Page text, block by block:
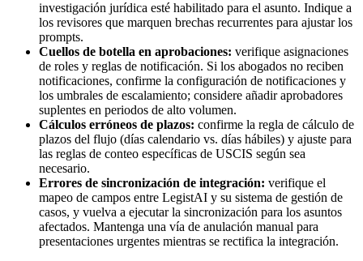
investigación jurídica esté habilitado para el asunto. Indique a
los revisores que marquen brechas recurrentes para ajustar los
prompts.
Cuellos de botella en aprobaciones: verifique asignaciones
de roles y reglas de notificación. Si los abogados no reciben
notificaciones, confirme la configuración de notificaciones y
los umbrales de escalamiento; considere añadir aprobadores
suplentes en periodos de alto volumen.
Cálculos erróneos de plazos: confirme la regla de cálculo de
plazos del flujo (días calendario vs. días hábiles) y ajuste para
las reglas de conteo específicas de USCIS según sea
necesario.
Errores de sincronización de integración: verifique el
mapeo de campos entre LegistAI y su sistema de gestión de
casos, y vuelva a ejecutar la sincronización para los asuntos
afectados. Mantenga una vía de anulación manual para
presentaciones urgentes mientras se rectifica la integración.